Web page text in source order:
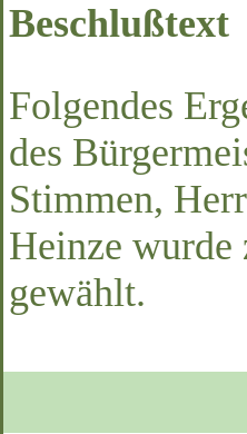
Beschlußtext
Folgendes
des
Stimmen,
Heinze wurde
gewählt.